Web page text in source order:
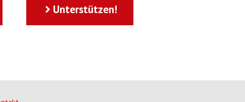
Unterstützen!